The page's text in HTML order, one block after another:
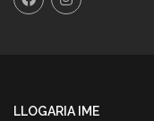
LLOGARIA IME